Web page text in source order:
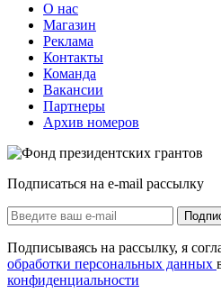
О нас
Магазин
Реклама
Контакты
Команда
Вакансии
Партнеры
Архив номеров
Подписаться на e-mail рассылку
Подписываясь на рассылку, я
обработки персональных данных
конфиденциальности